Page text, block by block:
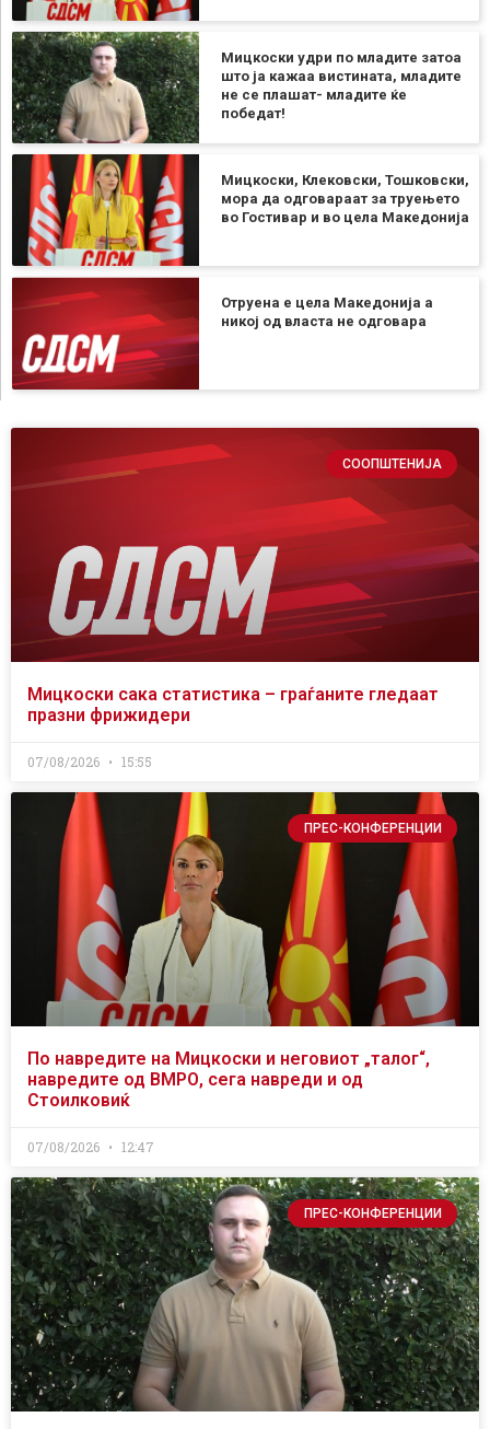
Мицкоски удри по младите затоа
што ја кажаа вистината, младите
не се плашат- младите ќе
победат!
Мицкоски, Клековски, Тошковски,
мора да одговараат за труењето
во Гостивар и во цела Македонија
Отруена е цела Македонија а
никој од власта не одговара
СООПШТЕНИЈА
Мицкоски сака статистика – граѓаните гледаат
празни фрижидери
07/08/2026 15:55
ПРЕС-КОНФЕРЕНЦИИ
По навредите на Мицкоски и неговиот „талог“,
навредите од ВМРО, сега навреди и од
Стоилковиќ
07/08/2026 12:47
ПРЕС-КОНФЕРЕНЦИИ